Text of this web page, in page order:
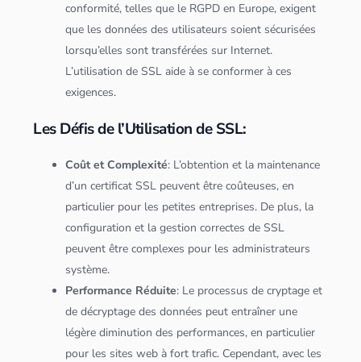
conformité, telles que le RGPD en Europe, exigent
que lesdonnées des utilisateurs soient sécurisées
lorsqu’elles sont transférées sur Internet.
L’utilisation de SSL aide à se conformer à ces
exigences.
Les Défis de l’Utilisation de SSL:
Coût et Complexité: L’obtention et la maintenance
d’un certificat SSL peuvent être coûteuses, en
particulier pour les petites entreprises. De plus, la
configuration et la gestion correctes de SSL
peuvent être complexes pour les administrateurs
système.
Performance Réduite: Le processus de cryptage et
de décryptage desdonnées peut entraîner une
légère diminution des performances, en particulier
pour les sites web à fort trafic. Cependant, avec les